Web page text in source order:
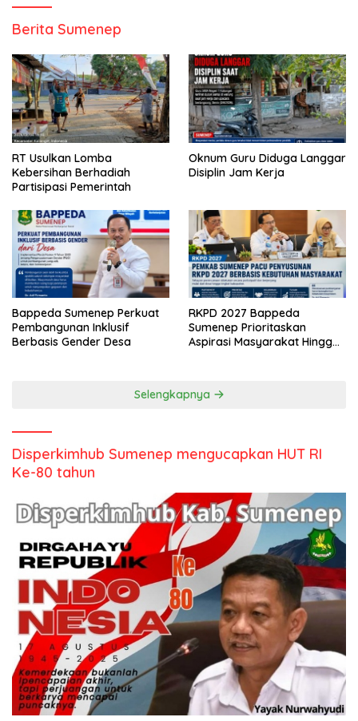
Berita Sumenep
RT Usulkan Lomba
Kebersihan Berhadiah
Partisipasi Pemerintah
Oknum Guru Diduga Langgar
Disiplin Jam Kerja
Bappeda Sumenep Perkuat
Pembangunan Inklusif
Berbasis Gender Desa
RKPD 2027 Bappeda
Sumenep Prioritaskan
Aspirasi Masyarakat Hingga
Selengkapnya
Disperkimhub Sumenep mengucapkan HUT RI
Ke-80 tahun